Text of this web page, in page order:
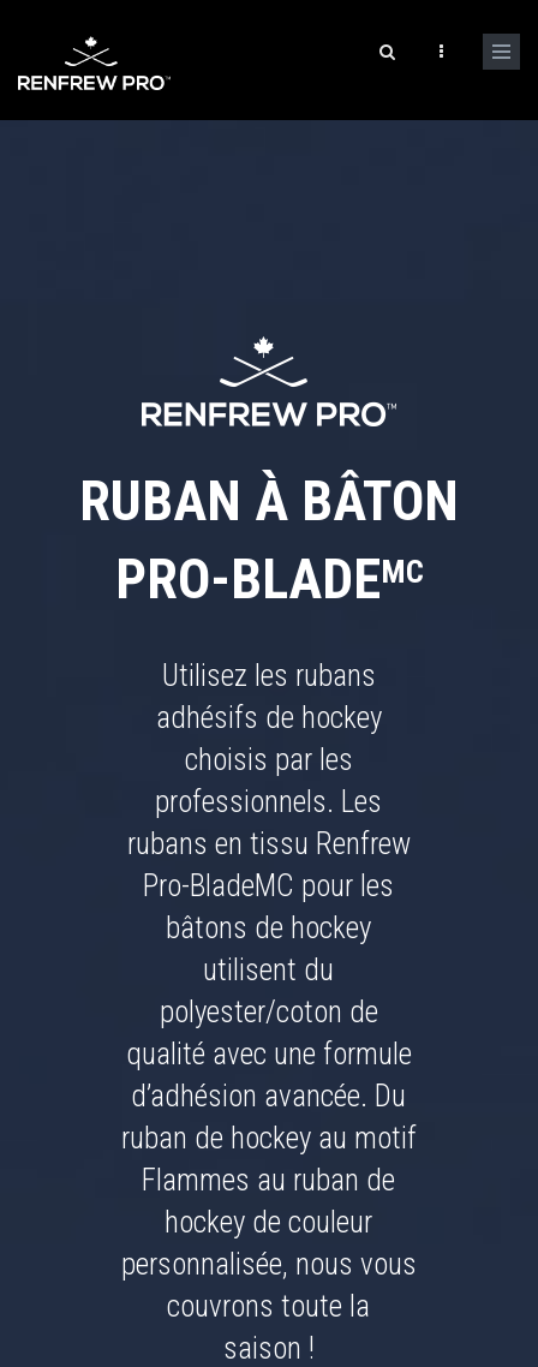
RUBAN À BÂTON
PRO-BLADEMC
Utilisez les rubans
adhésifs de hockey
choisis par les
professionnels. Les
rubans en tissu Renfrew
Pro-BladeMC pour les
bâtons de hockey
utilisent du
polyester/coton de
qualité avec une formule
d’adhésion avancée. Du
ruban de hockey au motif
Flammes au ruban de
hockey de couleur
personnalisée, nous vous
couvrons toute la
saison !